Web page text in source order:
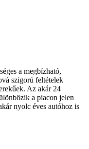
a megbízható,
szigorú feltételek
Az akár 24
a piacon jelen
nyolc éves autóhoz is